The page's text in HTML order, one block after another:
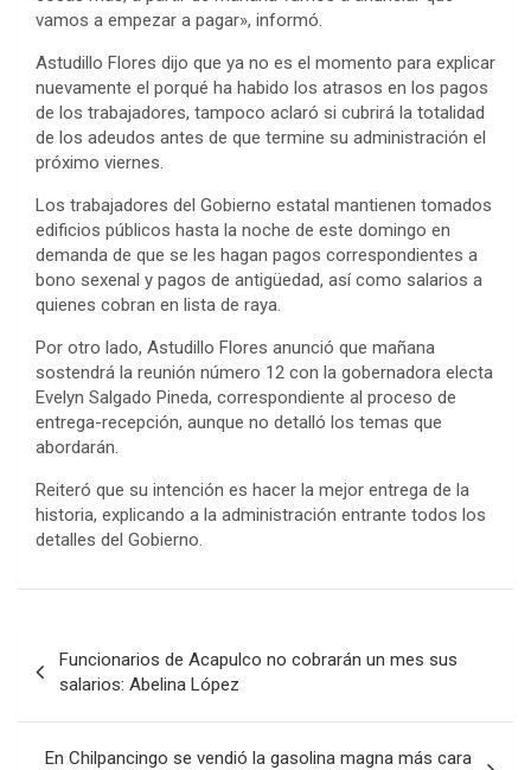
vamos a empezar a pagar», informó.
Astudillo Flores dijo que ya no es el momento para explicar
nuevamente el porqué ha habido los atrasos en los pagos
de los trabajadores, tampoco aclaró si cubrirá la totalidad
de los adeudos antes de que termine su administración el
próximo viernes.
Los trabajadores del Gobierno estatal mantienen tomados
edificios públicos hasta la noche de este domingo en
demanda de que se les hagan pagos correspondientes a
bono sexenal y pagos de antigüedad, así como salarios a
quienes cobran en lista de raya.
Por otro lado, Astudillo Flores anunció que mañana
sostendrá la reunión número 12 con la gobernadora electa
Evelyn Salgado Pineda, correspondiente al proceso de
entrega-recepción, aunque no detalló los temas que
abordarán.
Reiteró que su intención es hacer la mejor entrega de la
historia, explicando a la administración entrante todos los
detalles del Gobierno.
de
entradas
Funcionarios de Acapulco no cobrarán un mes sus
salarios: Abelina López
En Chilpancingo se vendió la gasolina magna más cara